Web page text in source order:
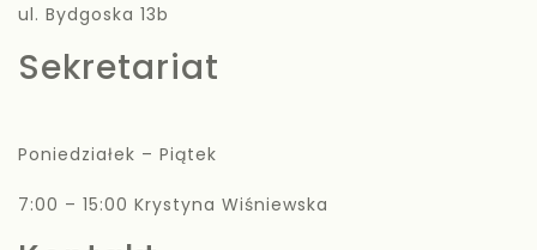
ul. Bydgoska 13b
Sekretariat
Poniedziałek – Piątek
7:00 – 15:00 Krystyna Wiśniewska